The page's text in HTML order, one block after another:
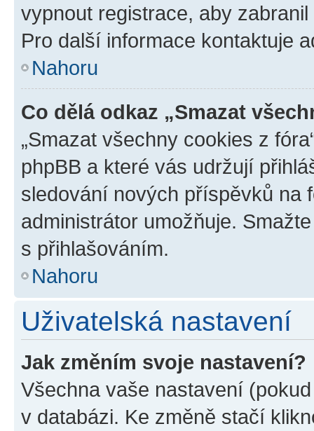
vypnout registrace, aby
Pro další informace kontaktuje
Nahoru
Co dělá odkaz „Smazat
„Smazat všechny cookies z
phpBB a které vás udržují
sledování nových příspěvků na
administrátor umožňuje.
s přihlašováním.
Nahoru
Uživatelská nastavení
Jak změním svoje nastavení?
Všechna vaše nastavení
v databázi. Ke změně stačí